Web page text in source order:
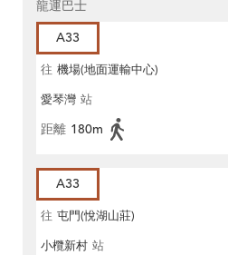
龍運巴士
A33
往 機場(地面運輸中心)
愛琴灣 站
距離 180m
A33
往 屯門(悅湖山莊)
小欖新村 站